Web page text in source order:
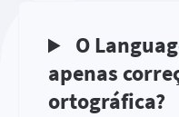
O
apenas
ortográfica?